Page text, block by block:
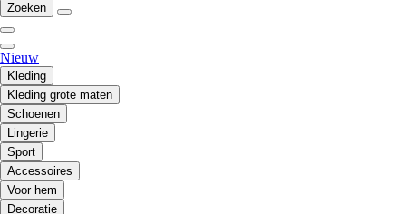
Zoeken
Nieuw
Kleding
Kleding grote maten
Schoenen
Lingerie
Sport
Accessoires
Voor hem
Decoratie